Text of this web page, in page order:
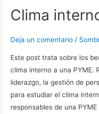
Clima
Deja un comentario /
Este post trata sobre los
clima interno a una PYME.
liderazgo, la gestión de
para estudiar el clima
responsables de una
en
PYME